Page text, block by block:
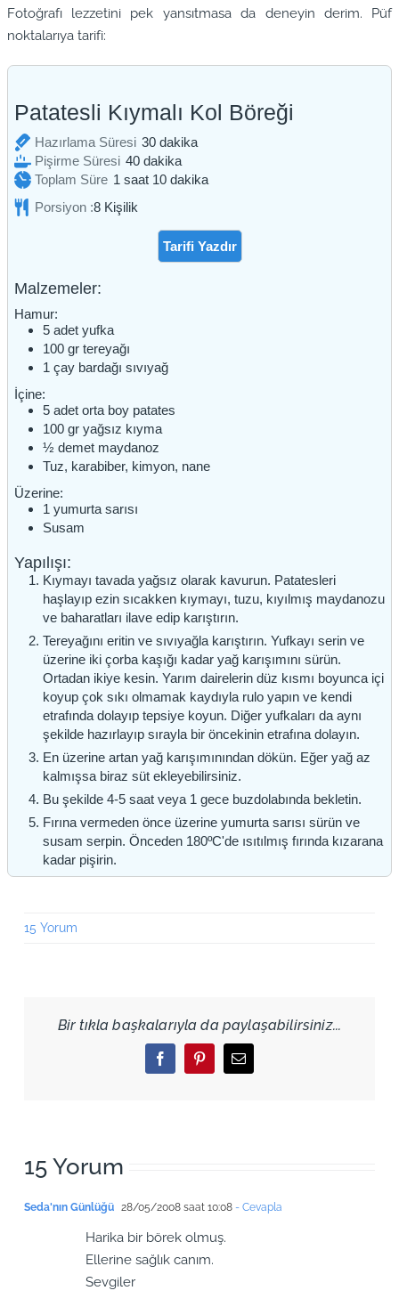
Fotoğrafı lezzetini pek yansıtmasa da deneyin derim. Püf
noktalarıya tarifi:
Patatesli Kıymalı Kol Böreği
Hazırlama Süresi 30dakika
dakika
Pişirme Süresi 40dakika
dakika
Toplam Süre 1 saat
saat 10dakika
dakika
Porsiyon :8 Kişilik
Tarifi Yazdır
Malzemeler:
Hamur:
5 adet yufka
100 gr tereyağı
1 çay bardağı sıvıyağ
İçine:
5 adet orta boy patates
100 gr yağsız kıyma
½ demet maydanoz
Tuz, karabiber, kimyon, nane
Üzerine:
1 yumurta sarısı
Susam
Yapılışı:
Kıymayı tavada yağsız olarak kavurun. Patatesleri
haşlayıp ezin sıcakken kıymayı, tuzu, kıyılmış maydanozu
ve baharatları ilave edip karıştırın.
Tereyağını eritin ve sıvıyağla karıştırın. Yufkayı serin ve
üzerine iki çorba kaşığı kadar yağ karışımını sürün.
Ortadan ikiye kesin. Yarım dairelerin düz kısmı boyunca içi
koyup çok sıkı olmamak kaydıyla rulo yapın ve kendi
etrafında dolayıp tepsiye koyun. Diğer yufkaları da aynı
şekilde hazırlayıp sırayla bir öncekinin etrafına dolayın.
En üzerine artan yağ karışımınından dökün. Eğer yağ az
kalmışsa biraz süt ekleyebilirsiniz.
Bu şekilde 4-5 saat veya 1 gece buzdolabında bekletin.
Fırına vermeden önce üzerine yumurta sarısı sürün ve
susam serpin. Önceden 180ºC'de ısıtılmış fırında kızarana
kadar pişirin.
15 Yorum
Bir tıkla başkalarıyla da paylaşabilirsiniz...
FacebookPinterestEmail
15 Yorum
Seda'nın Günlüğü 28/05/2008 saat 10:08- Cevapla
Harika bir börek olmuş.
Ellerine sağlık canım.
Sevgiler